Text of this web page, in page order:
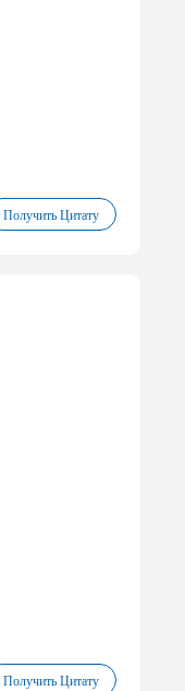
Получить Цитату
Получить Цитату